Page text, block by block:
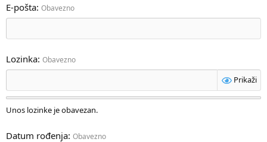
E-pošta Obavezno
Lozinka Obavezno
Prikaži
Unos lozinke je obavezan.
Datum rođenja Obavezno